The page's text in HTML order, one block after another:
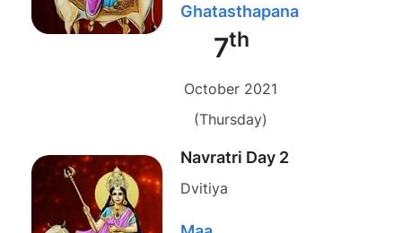
Ghatasthapana
7th
October 2021
(Thursday)
Navratri Day 2
Dvitiya